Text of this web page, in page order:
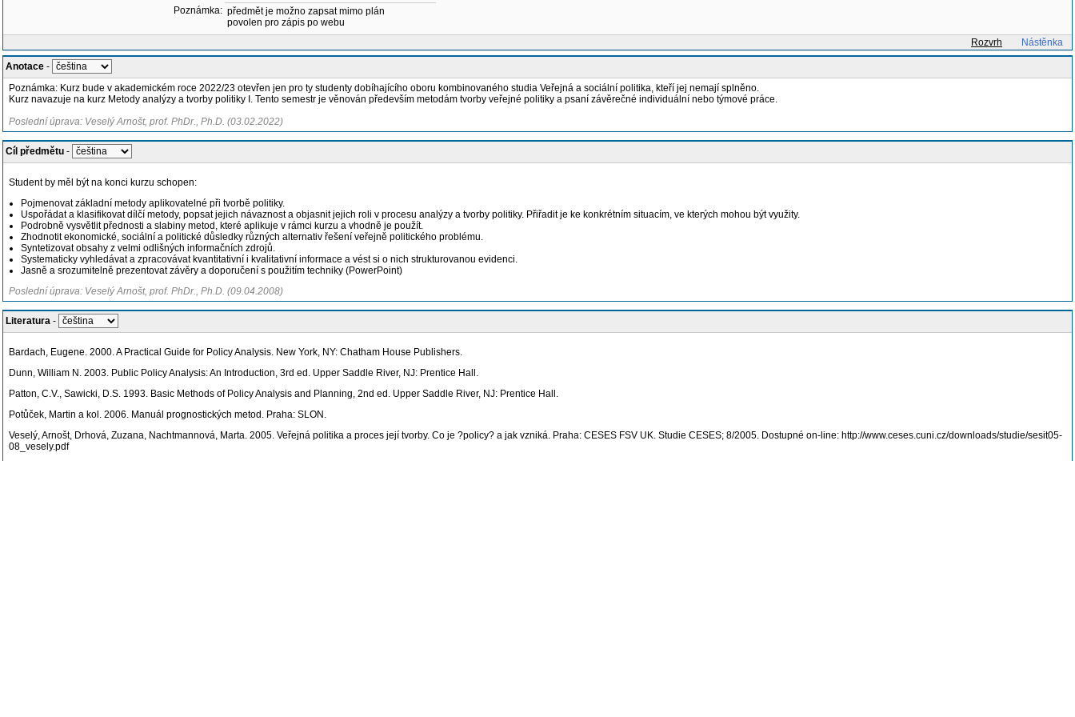
Poznámka: předmět je možno zapsat mimo plán
povolen pro zápis po webu
Rozvrh Nástěnka
Anotace -
Poznámka: Kurz bude v akademickém roce 2022/23 otevřen jen pro ty studenty dobíhajícího oboru kombinovaného studia Veřejná a sociální politika, kteří jej nemají splněno.
Kurz navazuje na kurz Metody analýzy a tvorby politiky I. Tento semestr je věnován především metodám tvorby veřejné politiky a psaní závěrečné individuální nebo týmové práce.
Poslední úprava: Veselý Arnošt, prof. PhDr., Ph.D. (03.02.2022)
Cíl předmětu -
Student by měl být na konci kurzu schopen:
Pojmenovat základní metody aplikovatelné při tvorbě politiky.
Uspořádat a klasifikovat dílčí metody, popsat jejich návaznost a objasnit jejich roli v procesu analýzy a tvorby politiky. Přiřadit je ke konkrétním situacím, ve kterých mohou být využity.
Podrobně vysvětlit přednosti a slabiny metod, které aplikuje v rámci kurzu a vhodně je použít.
Zhodnotit ekonomické, sociální a politické důsledky různých alternativ řešení veřejně politického problému.
Syntetizovat obsahy z velmi odlišných informačních zdrojů.
Systematicky vyhledávat a zpracovávat kvantitativní i kvalitativní informace a vést si o nich strukturovanou evidenci.
Jasně a srozumitelně prezentovat závěry a doporučení s použitím techniky (PowerPoint)
Poslední úprava: Veselý Arnošt, prof. PhDr., Ph.D. (09.04.2008)
Literatura -
Bardach, Eugene. 2000. A Practical Guide for Policy Analysis. New York, NY: Chatham House Publishers.
Dunn, William N. 2003. Public Policy Analysis: An Introduction, 3rd ed. Upper Saddle River, NJ: Prentice Hall.
Patton, C.V., Sawicki, D.S. 1993. Basic Methods of Policy Analysis and Planning, 2nd ed. Upper Saddle River, NJ: Prentice Hall.
Potůček, Martin a kol. 2006. Manuál prognostických metod. Praha: SLON.
Veselý, Arnošt, Drhová, Zuzana, Nachtmannová, Marta. 2005. Veřejná politika a proces její tvorby. Co je ?policy? a jak vzniká. Praha: CESES FSV UK. Studie CESES; 8/2005. Dostupné on-line: http://www.ceses.cuni.cz/downloads/studie/sesit05-
08_vesely.pdf